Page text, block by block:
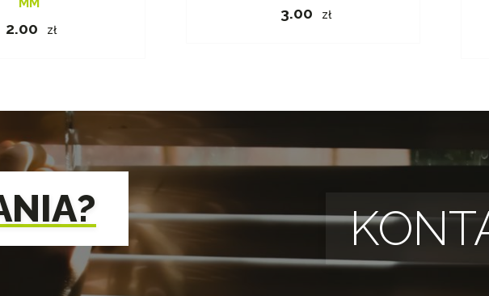
2.00 zł
3.00 zł